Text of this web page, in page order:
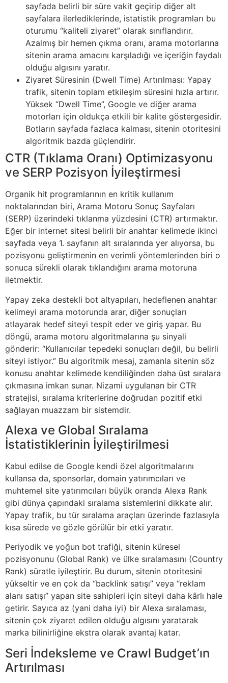
sayfada belirli bir süre vakit geçirip diğer alt
sayfalara ilerlediklerinde, istatistik programları bu
oturumu “kaliteli ziyaret” olarak sınıflandırır.
Azalmış bir hemen çıkma oranı, arama motorlarına
sitenin arama amacını karşıladığı ve içeriğin faydalı
olduğu algısını yaratır.
Ziyaret Süresinin (Dwell Time) Artırılması: Yapay
trafik, sitenin toplam etkileşim süresini hızla artırır.
Yüksek “Dwell Time”, Google ve diğer arama
motorları için oldukça etkili bir kalite göstergesidir.
Botların sayfada fazlaca kalması, sitenin otoritesini
algoritmik bazda güçlendirir.
CTR (Tıklama Oranı) Optimizasyonu
ve SERP Pozisyon İyileştirmesi
Organik hit programlarının en kritik kullanım
noktalarından biri, Arama Motoru Sonuç Sayfaları
(SERP) üzerindeki tıklanma yüzdesini (CTR) artırmaktır.
Eğer bir internet sitesi belirli bir anahtar kelimede ikinci
sayfada veya 1. sayfanın alt sıralarında yer alıyorsa, bu
pozisyonu geliştirmenin en verimli yöntemlerinden biri o
sonuca sürekli olarak tıklandığını arama motoruna
iletmektir.
Yapay zeka destekli bot altyapıları, hedeflenen anahtar
kelimeyi arama motorunda arar, diğer sonuçları
atlayarak hedef siteyi tespit eder ve giriş yapar. Bu
döngü, arama motoru algoritmalarına şu sinyali
gönderir: “Kullanıcılar tepedeki sonuçları değil, bu belirli
siteyi istiyor.” Bu algoritmik mesaj, zamanla sitenin söz
konusu anahtar kelimede kendiliğinden daha üst sıralara
çıkmasına imkan sunar. Nizami uygulanan bir CTR
stratejisi, sıralama kriterlerine doğrudan pozitif etki
sağlayan muazzam bir sistemdir.
Alexa ve Global Sıralama
İstatistiklerinin İyileştirilmesi
Kabul edilse de Google kendi özel algoritmalarını
kullansa da, sponsorlar, domain yatırımcıları ve
muhtemel site yatırımcıları büyük oranda Alexa Rank
gibi dünya çapındaki sıralama sistemlerini dikkate alır.
Yapay trafik, bu tür sıralama araçları üzerinde fazlasıyla
kısa sürede ve gözle görülür bir etki yaratır.
Periyodik ve yoğun bot trafiği, sitenin küresel
pozisyonunu (Global Rank) ve ülke sıralamasını (Country
Rank) süratle iyileştirir. Bu durum, sitenin otoritesini
yükseltir ve en çok da “backlink satışı” veya “reklam
alanı satışı” yapan site sahipleri için siteyi daha kârlı hale
getirir. Sayıca az (yani daha iyi) bir Alexa sıralaması,
sitenin çok ziyaret edilen olduğu algısını yaratarak
marka bilinirliğine ekstra olarak avantaj katar.
Seri İndeksleme ve Crawl Budget’ın
Artırılması